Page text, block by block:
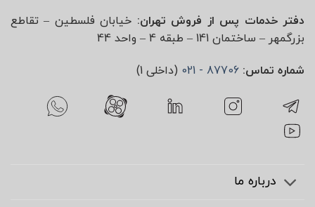
دفتر خدمات پس از فروش تهران: خیابان فلسطین – تقاطع
بزرگمهر – ساختمان 141 – طبقه 4 – واحد 44
شماره تماس: 87706 - 021 (داخلی 1)
درباره ما